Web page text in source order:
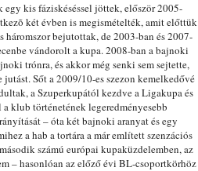
kis fáziskéséssel jöttek, először 2005-
két évben is megismételték, amit előttük
bejutottak, de 2003-ban és 2007-
vándorolt a kupa. 2008-ban a bajnoki
trónra, és akkor még senki sem sejtette,
Sőt a 2009/10-es szezon kemelkedővé
a Szuperkupától kezdve a Ligakupa és
klub történetének legeredményesebb
– óta két bajnoki aranyat és egy
a hab a tortára a már említett szenzációs
számú európai kupaküzdelemben, az
– hasonlóan az előző évi BL-csoportkörhöz